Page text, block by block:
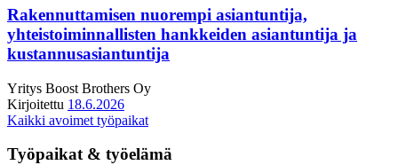
Rakennuttamisen nuorempi asiantuntija,
yhteistoiminnallisten hankkeiden asiantuntija ja
kustannusasiantuntija
Yritys Boost Brothers Oy
Kirjoitettu 18.6.2026
Kaikki avoimet työpaikat
Työpaikat & työelämä